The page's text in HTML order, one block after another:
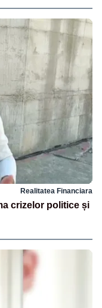
Realitatea Financiara
crizelor politice și